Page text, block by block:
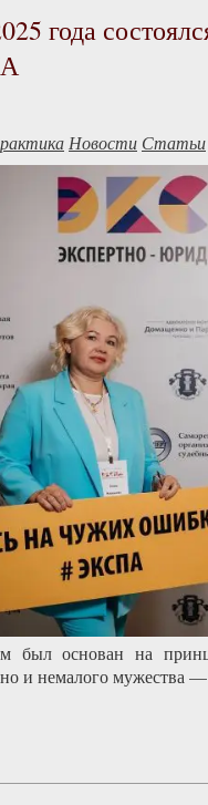
года
Новости Статьи
был основан на
и немалого мужества